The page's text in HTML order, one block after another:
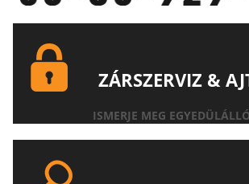
ZÁRSZERVIZ &
ISMERJE MEG